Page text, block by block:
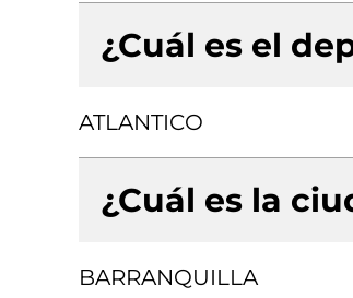
¿Cuál es el
ATLANTICO
¿Cuál es la
BARRANQUILLA